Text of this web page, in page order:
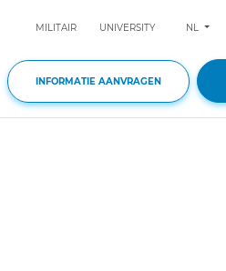
MILITAIR UNIVERSITY NL
INFORMATIE AANVRAGEN